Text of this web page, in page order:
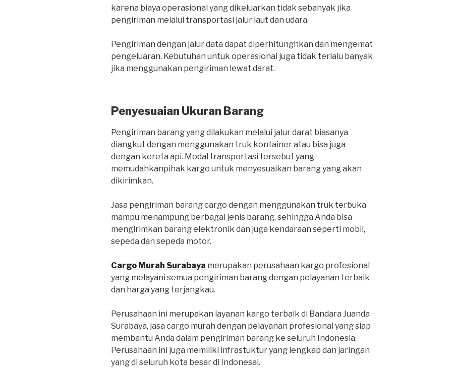
karena biaya operasional yang dikeluarkan tidak sebanyak jika
pengiriman melalui transportasi jalur laut dan udara.
Pengiriman dengan jalur data dapat diperhitunghkan dan mengemat
pengeluaran. Kebutuhan untuk operasional juga tidak terlalu banyak
jika menggunakan pengiriman lewat darat.
Penyesuaian Ukuran Barang
Pengiriman barang yang dilakukan melalui jalur darat biasanya
diangkut dengan menggunakan truk kontainer atau bisa juga
dengan kereta api. Modal transportasi tersebut yang
memudahkanpihak kargo untuk menyesuaikan barang yang akan
dikirimkan.
Jasa pengiriman barang cargo dengan menggunakan truk terbuka
mampu menampung berbagai jenis barang, sehingga Anda bisa
mengirimkan barang elektronik dan juga kendaraan seperti mobil,
sepeda dan sepeda motor.
Cargo Murah Surabaya merupakan perusahaan kargo profesional
yang melayani semua pengiriman barang dengan pelayanan terbaik
dan harga yang terjangkau.
Perusahaan ini merupakan layanan kargo terbaik di Bandara Juanda
Surabaya, jasa cargo murah dengan pelayanan profesional yang siap
membantu Anda dalam pengiriman barang ke seluruh Indonesia.
Perusahaan ini juga memiliki infrastuktur yang lengkap dan jaringan
yang di seluruh kota besar di Indonesai.